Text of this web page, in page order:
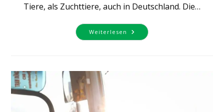
Tiere, als Zuchttiere, auch in Deutschland. Die…
Weiterlesen Gemütlich
Und